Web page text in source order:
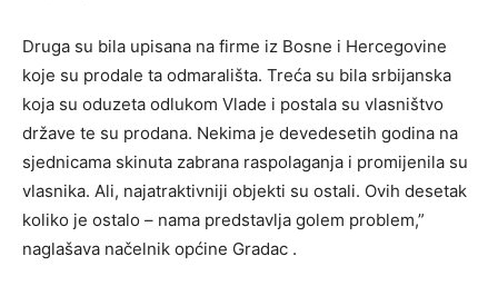
Druga su bila upisana na firme iz Bosne i Hercegovine
koje su prodale ta odmarališta. Treća su bila srbijanska
koja su oduzeta odlukom Vlade i postala su vlasništvo
države te su prodana. Nekima je devedesetih godina na
sjednicama skinuta zabrana raspolaganja i promijenila su
vlasnika. Ali, najatraktivniji objekti su ostali. Ovih desetak
koliko je ostalo – nama predstavlja golem problem,”
naglašava načelnik općine Gradac .